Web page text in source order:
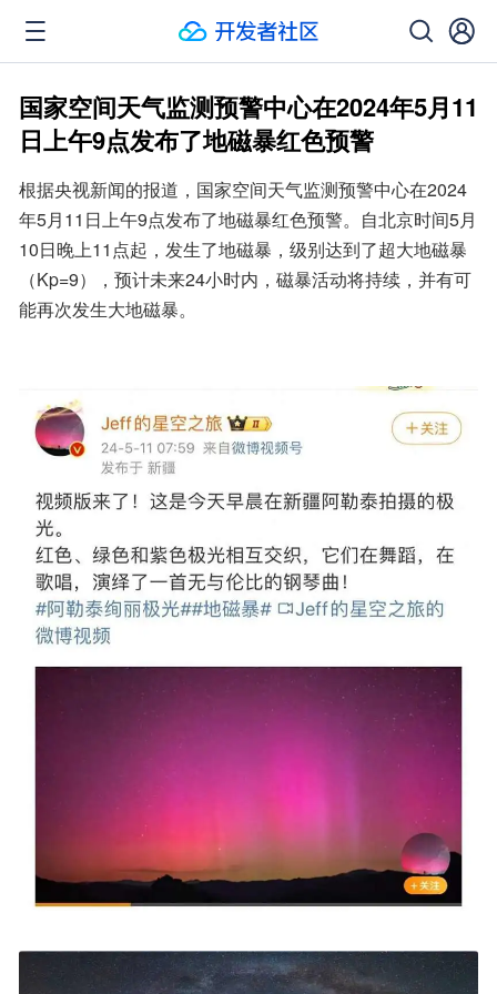
国家空间天气监测预警中心在2024年5月11
日上午9点发布了地磁暴红色预警
根据央视新闻的报道，国家空间天气监测预警中心在2024
年5月11日上午9点发布了地磁暴红色预警。自北京时间5月
10日晚上11点起，发生了地磁暴，级别达到了超大地磁暴
（Kp=9），预计未来24小时内，磁暴活动将持续，并有可
能再次发生大地磁暴。